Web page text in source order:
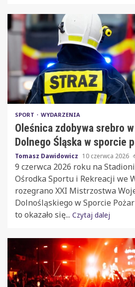
SPORT WYDARZENIA
Oleśnica zdobywa srebro
Dolnego Śląska w sporcie
Tomasz Dawidowicz 10 czerwca 2026
9 czerwca 2026 roku na
Ośrodka Sportu i Rekreacji we
rozegrano XXI Mistrzostwa
Dolnośląskiego w Sporcie
to okazało się... Czytaj dalej